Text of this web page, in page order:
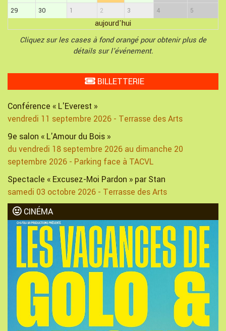
29
30 1 2 3 4 5
aujourd'hui
Cliquez sur les cases à fond orangé pour obtenir plus de
détails sur l'événement.
BILLETTERIE
Conférence « L'Everest »
vendredi 11 septembre 2026 - Terrasse des Arts
9e salon « L'Amour du Bois »
du vendredi 18 septembre 2026 au dimanche 20
septembre 2026 - Parking face à TACVL
Spectacle « Excusez-Moi Pardon » par Stan
samedi 03 octobre 2026 - Terrasse des Arts
CINÉMA